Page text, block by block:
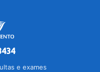
e exames